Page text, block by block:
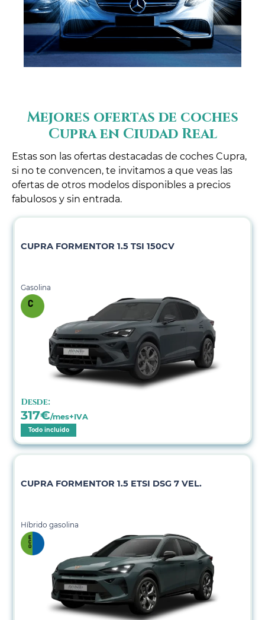
Mejores ofertas de coches
Cupra en Ciudad Real
Estas son las ofertas destacadas de coches Cupra,
si no te convencen, te invitamos a que veas las
ofertas de otros modelos disponibles a precios
fabulosos y sin entrada.
CUPRA FORMENTOR 1.5 TSI 150CV
Gasolina
Desde:
317€/mes+IVA
Todo incluido
CUPRA FORMENTOR 1.5 ETSI DSG 7 VEL.
Híbrido gasolina